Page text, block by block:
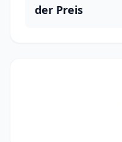
der Preis